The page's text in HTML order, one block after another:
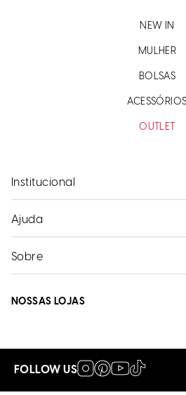
NEW IN
MULHER
BOLSAS
ACESSÓRIOS
OUTLET
Institucional
Ajuda
Sobre
NOSSAS LOJAS
FOLLOW US